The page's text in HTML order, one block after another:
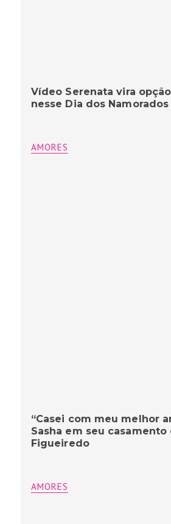
Vídeo Serenata vira
nesse Dia dos Namorados
AMORES
“Casei com meu melhor
Sasha em seu casamento
Figueiredo
AMORES